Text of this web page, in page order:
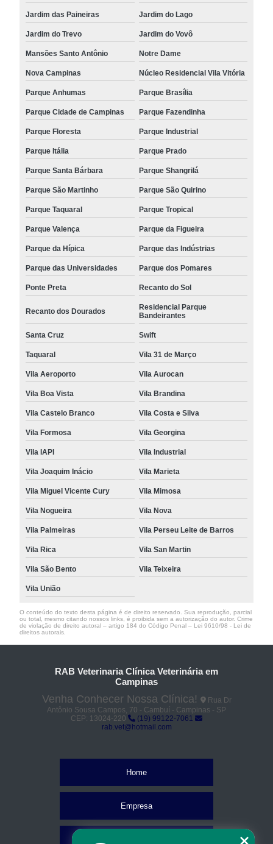
Jardim das Paineiras Jardim do Lago
Jardim do Trevo Jardim do Vovô
Mansões Santo Antônio Notre Dame
Nova Campinas Núcleo Residencial Vila Vitória
Parque Anhumas Parque Brasília
Parque Cidade de Campinas Parque Fazendinha
Parque Floresta Parque Industrial
Parque Itália Parque Prado
Parque Santa Bárbara Parque Shangrilá
Parque São Martinho Parque São Quirino
Parque Taquaral Parque Tropical
Parque Valença Parque da Figueira
Parque da Hípica Parque das Indústrias
Parque das Universidades Parque dos Pomares
Ponte Preta Recanto do Sol
Recanto dos Dourados
Residencial Parque
Bandeirantes
Santa Cruz Swift
Taquaral Vila 31 de Março
Vila Aeroporto Vila Aurocan
Vila Boa Vista Vila Brandina
Vila Castelo Branco Vila Costa e Silva
Vila Formosa Vila Georgina
Vila IAPI Vila Industrial
Vila Joaquim Inácio Vila Marieta
Vila Miguel Vicente Cury Vila Mimosa
Vila Nogueira Vila Nova
Vila Palmeiras Vila Perseu Leite de Barros
Vila Rica Vila San Martin
Vila São Bento Vila Teixeira
Vila União
O conteúdo do texto desta página é de direito reservado. Sua reprodução, parcial
ou total, mesmo citando nossos links, é proibida sem a autorização do autor. Crime
de violação de direito autoral – artigo 184 do Código Penal – Lei 9610/98 - Lei de
direitos autorais
RAB Veterinaria Clínica Veterinária em
Campinas
Venha Conhecer Nossa Clínica!
Rua Dr
Antônio Sousa Campos, 70 - Cambuí - Campinas - SP
CEP: 13024-220
(19) 99122-7061
rab.vet@hotmail.com
Home
Empresa